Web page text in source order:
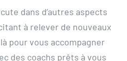
dans d’autres aspects
à relever de nouveaux
pour vous accompagner
des coachs prêts à vous